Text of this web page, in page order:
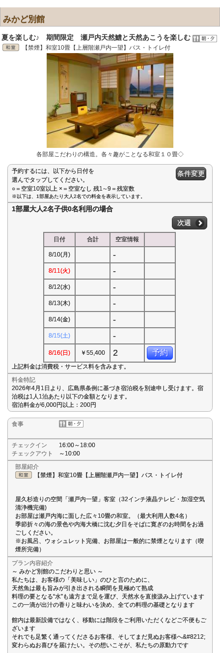
みかど別館
夏を楽しむ♪ 期間限定 瀬戸内天然鱧と天然あこうを楽しむ
【禁煙】和室10畳【上層階瀬戸内一望】バス・トイレ付
各部屋こだわりの構造。各々趣がことなる和室１０畳◇
予約するには、以下から日付を
選んでタップしてください。
○＝空室10室以上 ×＝空室なし 残1∼9＝残室数
条件変更
※以下は、1部屋あたり大人2名での料金を表示しています。
1部屋大人2名子供0名利用の場合
次週
日付 合計 空室情報
8/10(月) -
8/11(火) -
8/12(水) -
8/13(木) -
8/14(金) -
8/15(土) -
8/16(日) ￥55,400 2 予約
上記料金は消費税・サービス料を含みます。
料金特記
2026年4月1日より、広島県条例に基づき宿泊税を別途申し受けます。宿
泊税は1人1泊あたり以下の金額となります。
宿泊料金が6,000円以上：200円
食事
チェックイン
16:00～18:00
チェックアウト
～10:00
部屋紹介
【禁煙】和室10畳【上層階瀬戸内一望】バス・トイレ付
屋久杉造りの空間「瀬戸内一望」客室（32インチ液晶テレビ・加湿空気
清浄機完備)
お部屋は瀬戸内海に面した広々10畳の和室。（最大利用人数4名）
季節折々の海の景色や内海大橋に沈む夕日をそばに寛ぎのお時間をお過
ごしください。
※お風呂、ウォシュレット完備、お部屋は一般的に禁煙となります（喫
煙所完備）
プラン内容紹介
～ みかど別館のこだわりと思い ～
私たちは、お客様の「美味しい」のひと言のために、
天然魚は最も旨みが引き出される瞬間を見極めて熟成
料理の要となる“水”も遠方まで足を運び、天然水を直接汲み上げています
この一滴が出汁の香りと味わいを決め、全ての料理の基礎となります
館内は最新設備ではなく、移動には階段をご利用いただくなどご不便もご
ざいます
それでも足繁く通ってくださるお客様、そしてまだ見ぬお客様へ&#8212;
変わらぬお喜びを届けたい。その想いこそが、私たちの原動力です